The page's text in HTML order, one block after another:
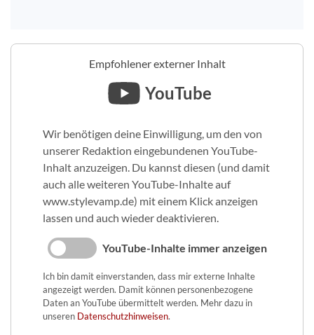
Empfohlener externer Inhalt
YouTube
Wir benötigen deine Einwilligung, um den von
unserer Redaktion eingebundenen YouTube-
Inhalt anzuzeigen. Du kannst diesen (und damit
auch alle weiteren YouTube-Inhalte auf
www.stylevamp.de) mit einem Klick anzeigen
lassen und auch wieder deaktivieren.
YouTube-Inhalte immer anzeigen
Ich bin damit einverstanden, dass mir externe Inhalte
angezeigt werden. Damit können personenbezogene
Daten an YouTube übermittelt werden. Mehr dazu in
unseren Datenschutzhinweisen.